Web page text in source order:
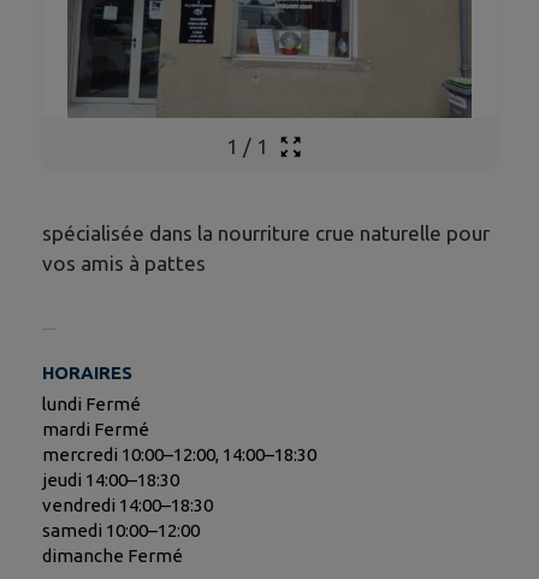
1 / 1
spécialisée dans la nourriture crue naturelle pour
vos amis à pattes
HORAIRES
lundi Fermé
mardi Fermé
mercredi 10:00–12:00, 14:00–18:30
jeudi 14:00–18:30
vendredi 14:00–18:30
samedi 10:00–12:00
dimanche Fermé